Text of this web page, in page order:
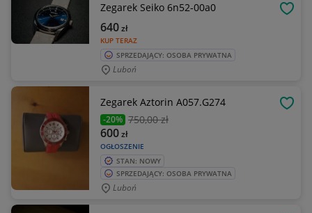
Zegarek Seiko 6n52-00a0
KUP TERAZ
640zł
SPRZEDAJĄCY: OSOBA PRYWATNA
Luboń
Zegarek Aztorin A057.G274
-20% 750,00 zł
OGŁOSZENIE
600zł
STAN: NOWY
SPRZEDAJĄCY: OSOBA PRYWATNA
Luboń